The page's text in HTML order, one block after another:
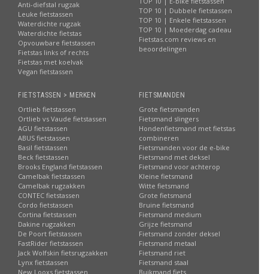
Anti-diefstal rugzak
Leuke fietstassen
Waterdichte rugzak
Waterdichte fietstas
Opvouwbare fietstassen
Fietstas links of rechts
Fietstas met koelvak
Vegan fietstassen
TOP 10 | Dubbele fietstassen
TOP 10 | Enkele fietstassen
TOP 10 | Moederdag cadeau
Fietstas.com reviews en
beoordelingen
FIETSTASSEN > MERKEN
Ortlieb fietstassen
Ortlieb vs Vaude fietstassen
AGU fietstassen
ABUS fietstassen
Basil fietstassen
Beck fietstassen
Brooks England fietstassen
Camelbak fietstassen
Camelbak rugzakken
CONTEC fietstassen
Cordo fietstassen
Cortina fietstassen
Dakine rugzakken
De Poort fietstassen
FastRider fietstassen
Jack Wolfskin fietsrugzakken
Lynx fietstassen
New Looxs fietstassen
FIETSMANDEN
Grote fietsmanden
Fietsmand slingers
Hondenfietsmand met fietstas
combineren
Fietsmanden voor de e-bike
Fietsmand met deksel
Fietsmand voor achterop
Kleine fietsmand
Witte fietsmand
Grote fietsmand
Bruine fietsmand
Fietsmand medium
Grijze fietsmand
Fietsmand zonder deksel
Fietsmand metaal
Fietsmand riet
Fietsmand staal
Buikmand fiets